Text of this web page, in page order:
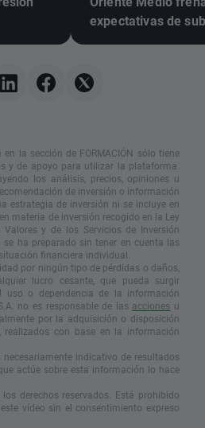
expectativas de
la sección de FORMACIÓN sólo tiene
y de apoyo para utilizar la plataforma.
los análisis, precios, opiniones u
de inversión o información
estrategia de inversión ni se incluye en
materia de inversión recogido en la Ley
y de los Servicios de Inversión
ha preparado sin tener en cuenta las
financiera individual.
por ningún tipo de pérdidas o daños,
lucro cesante, que pueda surgir
uso o dependencia de la información
no es responsable de las acciones u
por la adquisición o disposición
realizados con base en la información
indicativo de resultados
actúe sobre esta información lo hace
derechos reservados. Está prohibido
vídeo sin el consentimiento expreso